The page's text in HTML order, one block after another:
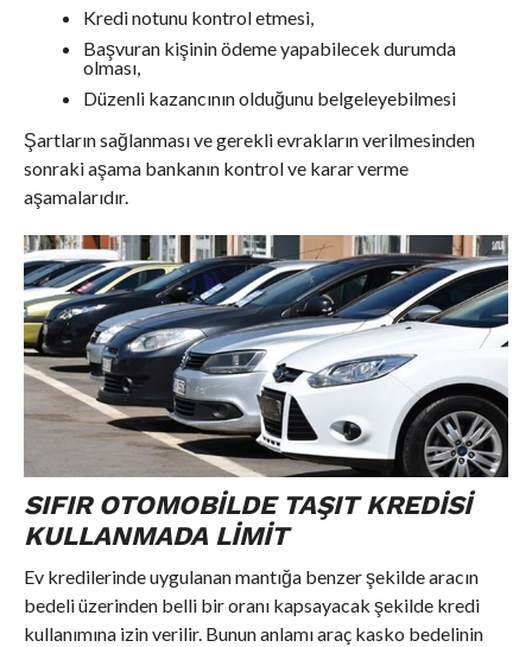
Kredi notunu kontrol etmesi,
Başvuran kişinin ödeme yapabilecek durumda
olması,
Düzenli kazancının olduğunu belgeleyebilmesi
Şartların sağlanması ve gerekli evrakların verilmesinden
sonraki aşama bankanın kontrol ve karar verme
aşamalarıdır.
SIFIR OTOMOBILDE TAŞIT KREDISI
KULLANMADA LIMIT
Ev kredilerinde uygulanan mantığa benzer şekilde aracın
bedeli üzerinden belli bir oranı kapsayacak şekilde kredi
kullanımına izin verilir. Bunun anlamı araç kasko bedelinin